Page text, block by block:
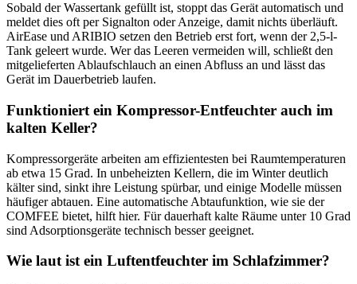
Sobald der Wassertank gefüllt ist, stoppt das Gerät automatisch und
meldet dies oft per Signalton oder Anzeige, damit nichts überläuft.
AirEase und ARIBIO setzen den Betrieb erst fort, wenn der 2,5-l-
Tank geleert wurde. Wer das Leeren vermeiden will, schließt den
mitgelieferten Ablaufschlauch an einen Abfluss an und lässt das
Gerät im Dauerbetrieb laufen.
Funktioniert ein Kompressor-Entfeuchter auch im
kalten Keller?
Kompressorgeräte arbeiten am effizientesten bei Raumtemperaturen
ab etwa 15 Grad. In unbeheizten Kellern, die im Winter deutlich
kälter sind, sinkt ihre Leistung spürbar, und einige Modelle müssen
häufiger abtauen. Eine automatische Abtaufunktion, wie sie der
COMFEE bietet, hilft hier. Für dauerhaft kalte Räume unter 10 Grad
sind Adsorptionsgeräte technisch besser geeignet.
Wie laut ist ein Luftentfeuchter im Schlafzimmer?